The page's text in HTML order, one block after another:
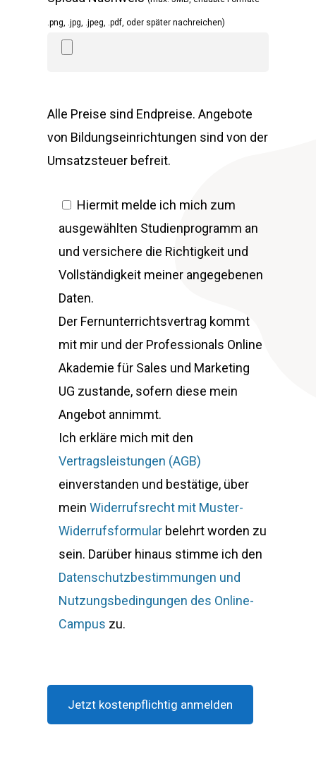
.png, .jpg, .jpeg, .pdf, oder später nachreichen)
Alle Preise sind Endpreise. Angebote
von Bildungseinrichtungen sind von der
Umsatzsteuer befreit.
Hiermit melde ich mich zum
ausgewählten Studienprogramm an
und versichere die Richtigkeit und
Vollständigkeit meiner angegebenen
Daten.
Der Fernunterrichtsvertrag kommt
mit mir und der Professionals Online
Akademie für Sales und Marketing
UG zustande, sofern diese mein
Angebot annimmt.
Ich erkläre mich mit den
Vertragsleistungen (AGB)
einverstanden und bestätige, über
meinWiderrufsrecht mit Muster-
Widerrufsformular belehrt worden zu
sein. Darüber hinaus stimme ich den
Datenschutzbestimmungen und
Nutzungsbedingungen des Online-
Campus zu.